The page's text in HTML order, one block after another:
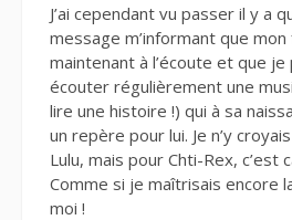
J’ai cependant vu passer il y a
message m’informant que
maintenant à l’écoute et que je
écouter régulièrement une
lire une histoire !) qui à sa
un repère pour lui. Je n’y
Lulu, mais pour Chti-Rex, c’est
Comme si je maîtrisais encore
moi !